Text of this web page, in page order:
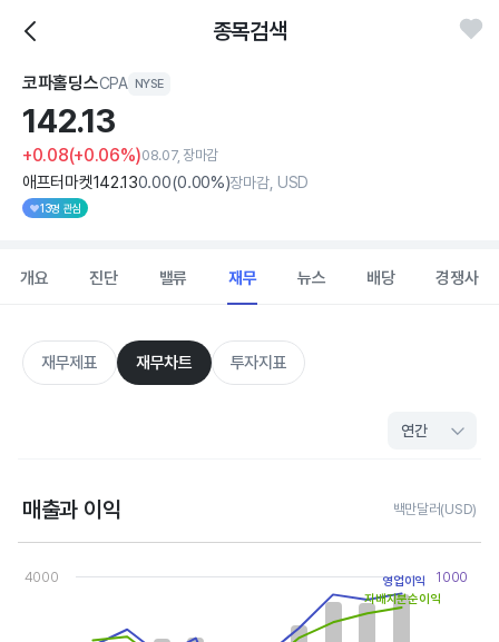
종목검색
코파홀딩스CPA NYSE
142.13
+0.08(+0.06%)08.07, 장마감
애프터마켓142.130.00(0.00%)장마감, USD
13명 관심
개요 진단 밸류 재무 뉴스 배당 경쟁사
재무제표 재무차트 투자지표
매출과 이익 백만달러(USD)
Chart
View as data table, Chart
The chart has 1 X axis displaying categories.
The chart has 2 Y axes displaying values, and values.
4000 1000
영업이익
지배지분순이익